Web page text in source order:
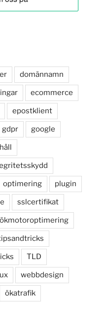
domännamn
ecommerce
epostklient
gdpr google
optimering plugin
sslcertifikat
TLD
ux webbdesign
ökatrafik